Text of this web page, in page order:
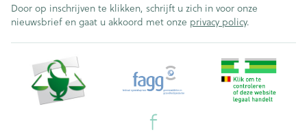
Door op inschrijven te klikken, schrijft u zich in voor onze
nieuwsbrief en gaat u akkoord met onze privacy policy.